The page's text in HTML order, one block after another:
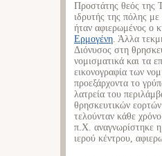
Προστάτης θεός της
ιδρυτής της πόλης με
ήταν αφιερωμένος ο
Ερμογένη. Άλλα
Διόνυσος στη
νομισματικά και τα
εικονογραφία των
προεξάρχοντα το
λατρεία του
θρησκευτικών
τελούνταν κάθε
π.Χ. αναγνωρίστηκε η
ιερού κέντρου,